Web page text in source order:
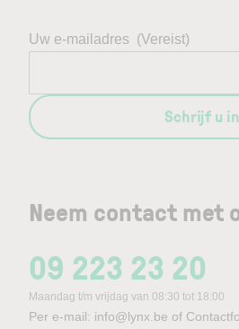
Neem contact met
09 223 23 20
Maandag t/m vrijdag van 08:30 tot 18:00
Per e-mail: info@lynx.be of
Uw e-mailadres (Vereist)
Schrijf u in